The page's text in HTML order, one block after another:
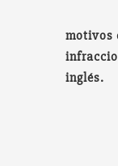
motivos
inglés.